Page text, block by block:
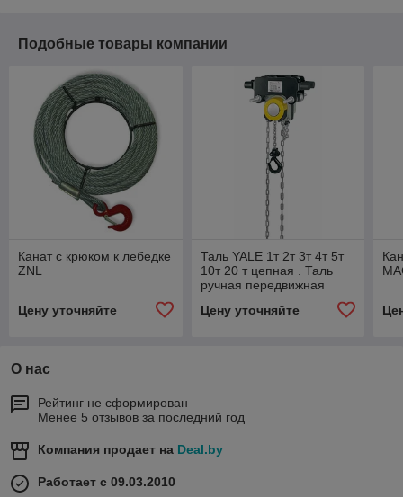
Подобные товары компании
Канат с крюком к лебедке
ZNL
Цену уточняйте
Таль YALE 1т 2т 3т 4т 5т
10т 20 т цепная . Таль
ручная передвижная
взрывозащищённая.
Цену уточняйте
О нас
Рейтинг не сформирован
Менее 5 отзывов за последний год
Компания продает на Deal.by
Работает с 09.03.2010